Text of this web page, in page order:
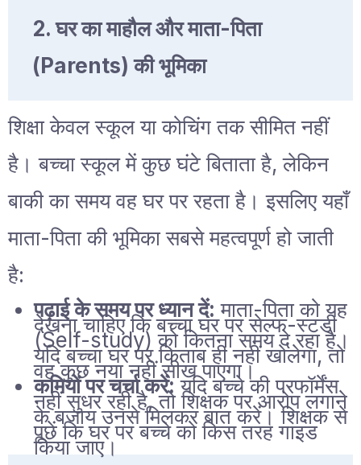
2. घर का माहौल और माता-पिता
(Parents) की भूमिका
शिक्षा केवल स्कूल या कोचिंग तक सीमित नहीं
है। बच्चा स्कूल में कुछ घंटे बिताता है, लेकिन
बाकी का समय वह घर पर रहता है। इसलिए यहाँ
माता-पिता की भूमिका सबसे महत्वपूर्ण हो जाती
है:
पढ़ाई के समय पर ध्यान दें: माता-पिता को यह
देखना चाहिए कि बच्चा घर पर सेल्फ-स्टडी
(Self-study) को कितना समय दे रहा है।
यदि बच्चा घर पर किताब ही नहीं खोलेगा, तो
वह कुछ नया नहीं सीख पाएगा।
कमियों पर चर्चा करें:यदि बच्चे की परफॉर्मेंस
नहीं सुधर रही है, तो शिक्षक पर आरोप लगाने
के बजाय उनसे मिलकर बात करें। शिक्षक से
पूछें कि घर पर बच्चे को किस तरह गाइड
किया जाए।